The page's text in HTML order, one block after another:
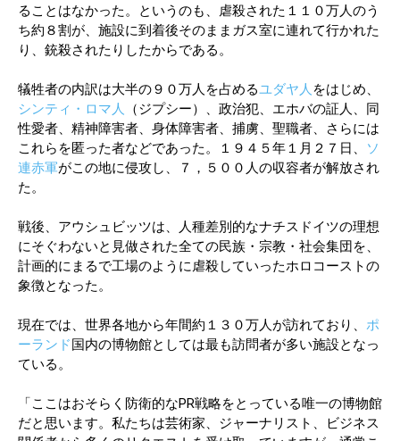
ることはなかった。というのも、虐殺された１１０万人のう
ち約８割が、施設に到着後そのままガス室に連れて行かれた
り、銃殺されたりしたからである。
犠牲者の内訳は大半の９０万人を占めるユダヤ人 をはじめ、
シンティ・ロマ人
（ジプシー）、政治犯、エホバの証人、同
性愛者、精神障害者、身体障害者、捕虜、聖職者、さらには
これらを匿った者などであった。１９４５年１月２７日、
ソ
連赤軍がこの地に侵攻し、７，５００人の収容者が解放され
た。
戦後、アウシュビッツは、人種差別的なナチスドイツの理想
にそぐわないと見做された全ての民族・宗教・社会集団を、
計画的にまるで工場のように虐殺していったホロコーストの
象徴となった。
現在では、世界各地から年間約１３０万人が訪れており、 ポ
ーランド国内の博物館としては最も訪問者が多い施設となっ
ている。
「ここはおそらく防衛的なPR戦略をとっている唯一の博物館
だと思います。私たちは芸術家、ジャーナリスト、ビジネス